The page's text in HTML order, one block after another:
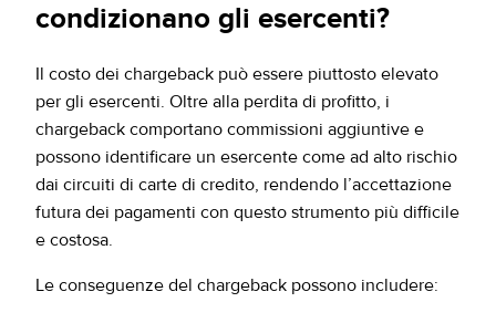
condizionano gli esercenti?
Il costo dei chargeback può essere piuttosto elevato
per gli esercenti. Oltre alla perdita di profitto, i
chargeback comportano commissioni aggiuntive e
possono identificare un esercente come ad alto rischio
dai circuiti di carte di credito, rendendo l’accettazione
futura dei pagamenti con questo strumento più difficile
e costosa.
Le conseguenze del chargeback possono includere: